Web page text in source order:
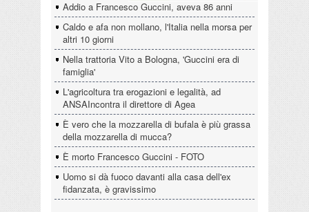
Addio a Francesco Guccini, aveva 86 anni
Caldo e afa non mollano, l'Italia nella morsa per
altri 10 giorni
Nella trattoria Vito a Bologna, 'Guccini era di
famiglia'
L'agricoltura tra erogazioni e legalità, ad
ANSAIncontra il direttore di Agea
È vero che la mozzarella di bufala è più grassa
della mozzarella di mucca?
È morto Francesco Guccini - FOTO
Uomo si dà fuoco davanti alla casa dell'ex
fidanzata, è gravissimo